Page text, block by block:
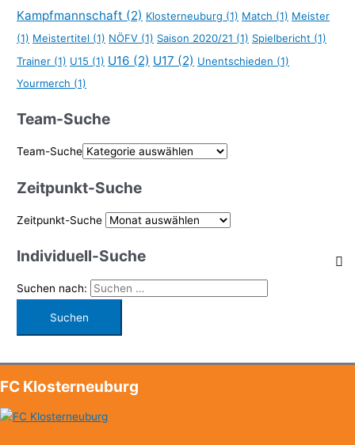
Kampfmannschaft (2) Klosterneuburg (1) Match (1) Meister
(1) Meistertitel (1) NÖFV (1) Saison 2020/21 (1) Spielbericht (1)
Trainer (1) U15 (1) U16 (2) U17 (2) Unentschieden (1)
Yourmerch (1)
Team-Suche
Team-Suche
Zeitpunkt-Suche
Zeitpunkt-Suche
Individuell-Suche
Suchen nach:
FC Klosterneuburg